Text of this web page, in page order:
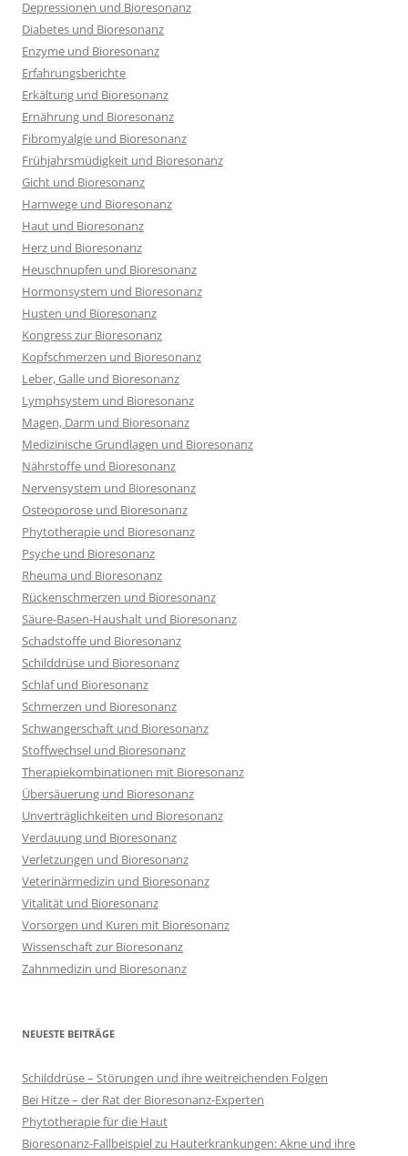
Depressionen und Bioresonanz
Diabetes und Bioresonanz
Enzyme und Bioresonanz
Erfahrungsberichte
Erkältung und Bioresonanz
Ernährung und Bioresonanz
Fibromyalgie und Bioresonanz
Frühjahrsmüdigkeit und Bioresonanz
Gicht und Bioresonanz
Harnwege und Bioresonanz
Haut und Bioresonanz
Herz und Bioresonanz
Heuschnupfen und Bioresonanz
Hormonsystem und Bioresonanz
Husten und Bioresonanz
Kongress zur Bioresonanz
Kopfschmerzen und Bioresonanz
Leber, Galle und Bioresonanz
Lymphsystem und Bioresonanz
Magen, Darm und Bioresonanz
Medizinische Grundlagen und Bioresonanz
Nährstoffe und Bioresonanz
Nervensystem und Bioresonanz
Osteoporose und Bioresonanz
Phytotherapie und Bioresonanz
Psyche und Bioresonanz
Rheuma und Bioresonanz
Rückenschmerzen und Bioresonanz
Säure-Basen-Haushalt und Bioresonanz
Schadstoffe und Bioresonanz
Schilddrüse und Bioresonanz
Schlaf und Bioresonanz
Schmerzen und Bioresonanz
Schwangerschaft und Bioresonanz
Stoffwechsel und Bioresonanz
Therapiekombinationen mit Bioresonanz
Übersäuerung und Bioresonanz
Unverträglichkeiten und Bioresonanz
Verdauung und Bioresonanz
Verletzungen und Bioresonanz
Veterinärmedizin und Bioresonanz
Vitalität und Bioresonanz
Vorsorgen und Kuren mit Bioresonanz
Wissenschaft zur Bioresonanz
Zahnmedizin und Bioresonanz
NEUESTE BEITRÄGE
Schilddrüse – Störungen und ihre weitreichenden Folgen
Bei Hitze – der Rat der Bioresonanz-Experten
Phytotherapie für die Haut
Bioresonanz-Fallbeispiel zu Hauterkrankungen: Akne und ihre